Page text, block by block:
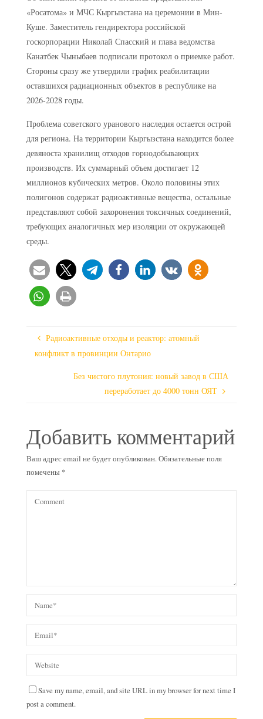
«Росатома» и МЧС Кыргызстана на церемонии в Мин-
Куше. Заместитель гендиректора российской
госкорпорации Николай Спасский и глава ведомства
Канатбек Чыныбаев подписали протокол о приемке работ.
Стороны сразу же утвердили график реабилитации
оставшихся радиационных объектов в республике на
2026-2028 годы.
Проблема советского уранового наследия остается острой
для региона. На территории Кыргызстана находится более
девяноста хранилищ отходов горнодобывающих
производств. Их суммарный объем достигает 12
миллионов кубических метров. Около половины этих
полигонов содержат радиоактивные вещества, остальные
представляют собой захоронения токсичных соединений,
требующих аналогичных мер изоляции от окружающей
среды.
Радиоактивные отходы и реактор: атомный
конфликт в провинции Онтарио
Без чистого плутония: новый завод в США
переработает до 4000 тонн ОЯТ
Добавить комментарий
Ваш адрес email не будет опубликован. Обязательные поля
помечены *
Save my name, email, and site URL in my browser for next time I
post a comment.